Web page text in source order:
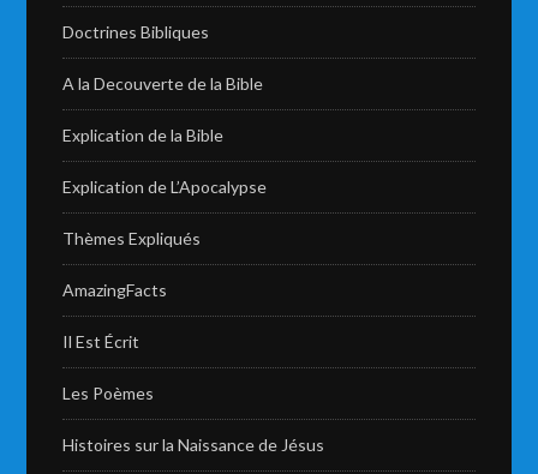
Doctrines Bibliques
A la Decouverte de la Bible
Explication de la Bible
Explication de L’Apocalypse
Thèmes Expliqués
AmazingFacts
Il Est Écrit
Les Poèmes
Histoires sur la Naissance de Jésus